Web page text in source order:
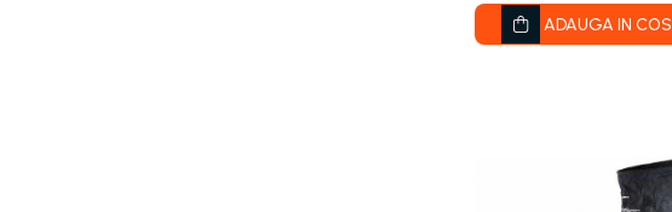
ADAUGA IN COS